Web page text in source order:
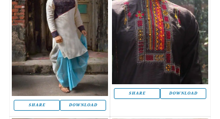
SHARE DOWNLOAD
SHARE DOWNLOAD